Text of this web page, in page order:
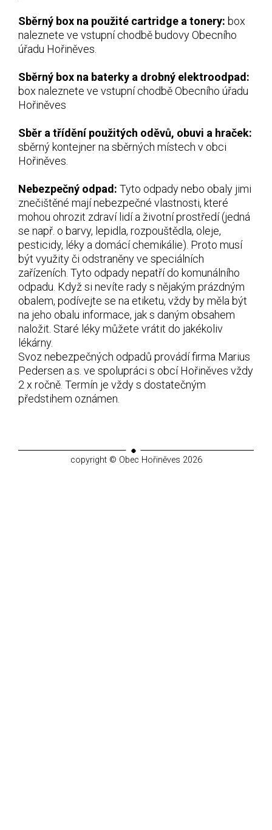
Sběrný box na použité cartridge a tonery: box
naleznete ve vstupní chodbě budovy Obecního
úřadu Hořiněves.
Sběrný box na baterky a drobný elektroodpad:
box naleznete ve vstupní chodbě Obecního úřadu
Hořiněves
Sběr a třídění použitých oděvů, obuvi a hraček:
sběrný kontejner na sběrných místech v obci
Hořiněves.
Nebezpečný odpad: Tyto odpady nebo obaly jimi
znečištěné mají nebezpečné vlastnosti, které
mohou ohrozit zdraví lidí a životní prostředí (jedná
se např. o barvy, lepidla, rozpouštědla, oleje,
pesticidy, léky a domácí chemikálie). Proto musí
být využity či odstraněny ve speciálních
zařízeních. Tyto odpady nepatří do komunálního
odpadu. Když si nevíte rady s nějakým prázdným
obalem, podívejte se na etiketu, vždy by měla být
na jeho obalu informace, jak s daným obsahem
naložit. Staré léky můžete vrátit do jakékoliv
lékárny.
Svoz nebezpečných odpadů provádí firma Marius
Pedersen a.s. ve spolupráci s obcí Hořiněves vždy
2 x ročně. Termín je vždy s dostatečným
předstihem oznámen.
copyright © Obec Hořiněves 2026